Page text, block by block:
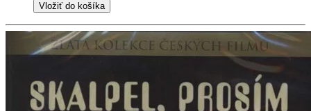
Vložiť do košíka